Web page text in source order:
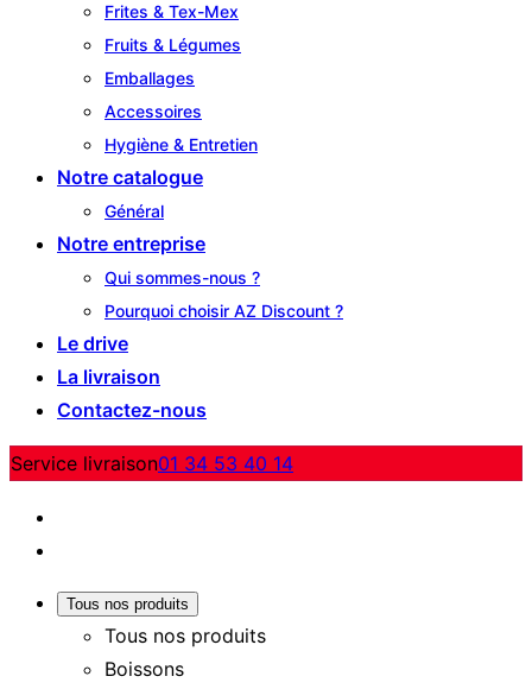
Frites & Tex-Mex
Fruits & Légumes
Emballages
Accessoires
Hygiène & Entretien
Notre catalogue
Général
Notre entreprise
Qui sommes-nous ?
Pourquoi choisir AZ Discount ?
Le drive
La livraison
Contactez-nous
Service livraison01 34 53 40 14
Tous nos produits
Tous nos produits
Boissons